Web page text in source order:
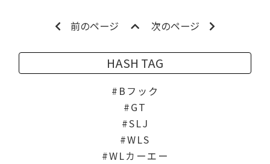
前のページ 次のページ
HASH TAG
Bフック
GT
SLJ
WLS
WLカーエー